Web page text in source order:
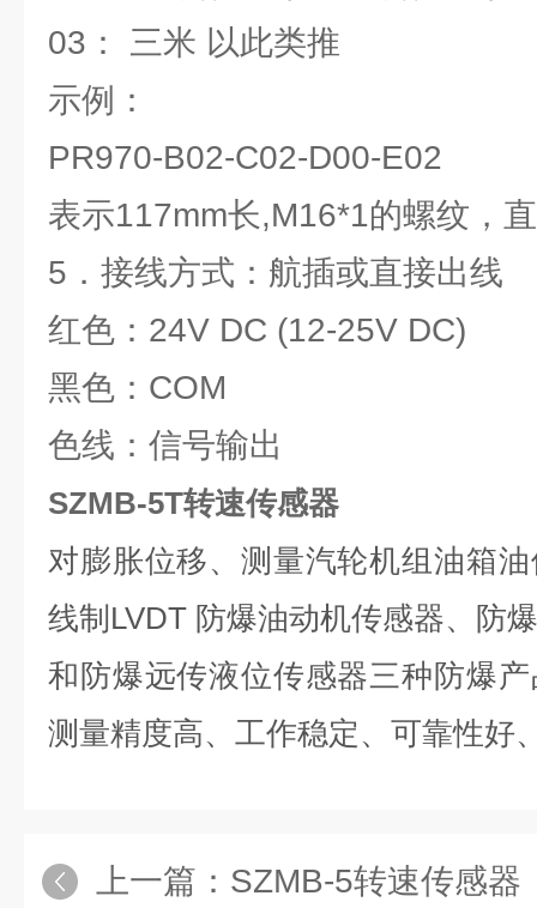
03： 三米 以此类推
示例：
PR970-B02-C02-D00-E02
表示117mm长,M16*1的螺纹，
5．接线方式：航插或直接出线
红色：24V DC (12-25V DC)
黑色：COM
色线：信号输出
SZMB-5T转速传感器
对膨胀位移、测量汽轮机组油箱
线制LVDT 防爆油动机传感器、防
和防爆远传液位传感器三种防爆
测量精度高、工作稳定、可靠性好
上一篇： SZMB-5转速传感器